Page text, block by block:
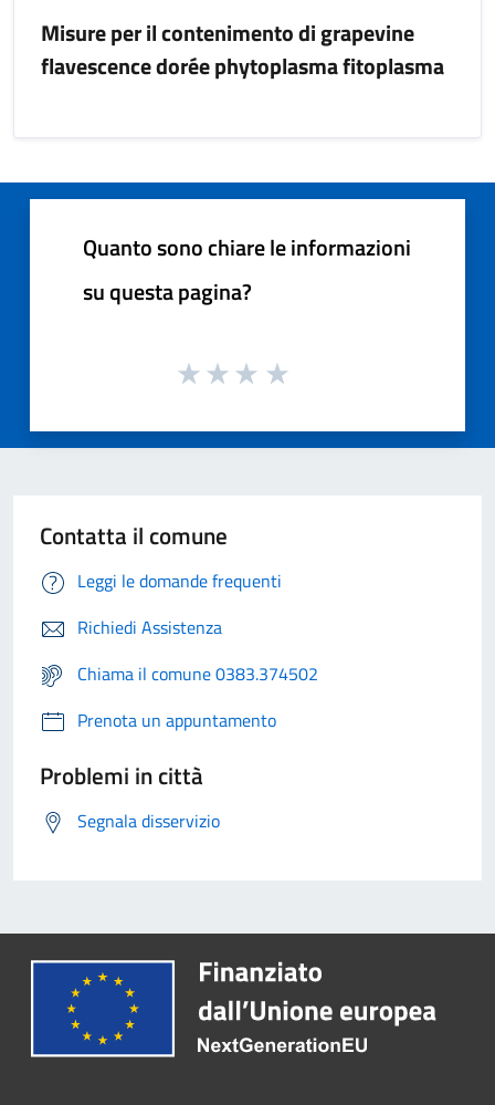
Misure per il contenimento di grapevine
flavescence dorée phytoplasma fitoplasma
Quanto sono chiare le informazioni
su questa pagina?
Contatta il comune
Leggi le domande frequenti
Richiedi Assistenza
Chiama il comune 0383.374502
Prenota un appuntamento
Problemi in città
Segnala disservizio